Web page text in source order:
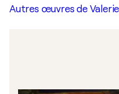
Autres œuvres de